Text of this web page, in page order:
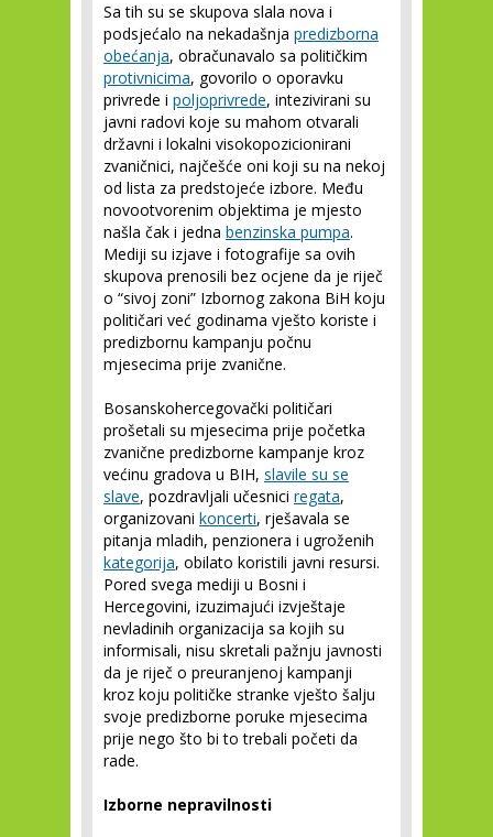
Sa tih su se skupova slala nova i
podsjećalo na nekadašnja predizborna
obećanja, obračunavalo sa političkim
protivnicima, govorilo o oporavku
privrede i poljoprivrede, intezivirani su
javni radovi koje su mahom otvarali
državni i lokalni visokopozicionirani
zvaničnici, najčešće oni koji su na nekoj
od lista za predstojeće izbore. Među
novootvorenim objektima je mjesto
našla čak i jedna benzinska pumpa.
Mediji su izjave i fotografije sa ovih
skupova prenosili bez ocjene da je riječ
o “sivoj zoni” Izbornog zakona BiH koju
političari već godinama vješto koriste i
predizbornu kampanju počnu
mjesecima prije zvanične.
Bosanskohercegovački političari
prošetali su mjesecima prije početka
zvanične predizborne kampanje kroz
većinu gradova u BIH, slavile su se
slave, pozdravljali učesnici regata,
organizovani koncerti, rješavala se
pitanja mladih, penzionera i ugroženih
kategorija, obilato koristili javni resursi.
Pored svega mediji u Bosni i
Hercegovini, izuzimajući izvještaje
nevladinih organizacija sa kojih su
informisali, nisu skretali pažnju javnosti
da je riječ o preuranjenoj kampanji
kroz koju političke stranke vješto šalju
svoje predizborne poruke mjesecima
prije nego što bi to trebali početi da
rade.
Izborne nepravilnosti